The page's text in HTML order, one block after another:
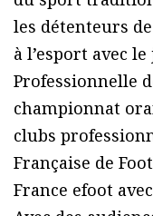
les détenteurs
à l’esport avec
Professionnelle
championnat
clubs
Française de
France efoot